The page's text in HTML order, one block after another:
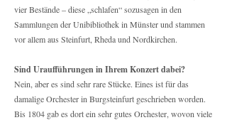
vier Bestände – diese „schlafen“ sozusagen in den
Sammlungen der Unibibliothek in Münster und stammen
vor allem aus Steinfurt, Rheda und Nordkirchen.
Sind Uraufführungen in Ihrem Konzert dabei?
Nein, aber es sind sehr rare Stücke. Eines ist für das
damalige Orchester in Burgsteinfurt geschrieben worden.
Bis 1804 gab es dort ein sehr gutes Orchester, wovon viele